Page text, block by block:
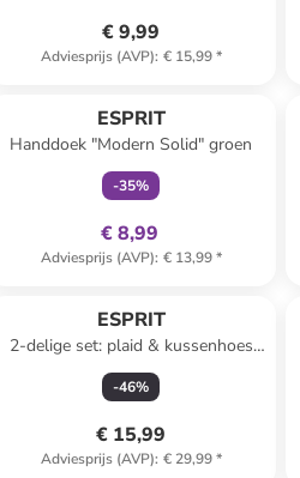
€ 9,99
Adviesprijs (AVP): € 15,99*
ESPRIT
Handdoek "Modern Solid" groen
-35%
€ 8,99
Adviesprijs (AVP): € 13,99*
ESPRIT
2-delige set: plaid & kussenhoes
"Comfy" grijs
-46%
€ 15,99
Adviesprijs (AVP): € 29,99*